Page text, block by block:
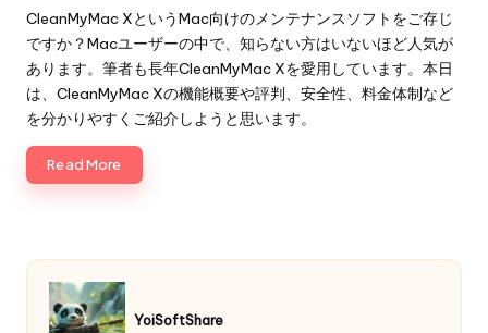
by
CleanMyMac XというMac向けのメンテナンスソフトをご存じ
ですか？Macユーザーの中で、知らない方はいないほど人気が
あります。筆者も長年CleanMyMac Xを愛用しています。本日
は、CleanMyMac Xの機能概要や評判、安全性、料金体制など
を分かりやすくご紹介しようと思います。
Read More
YoiSoftShare